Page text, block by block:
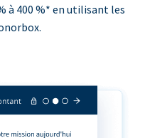
à 400 %* en utilisant les